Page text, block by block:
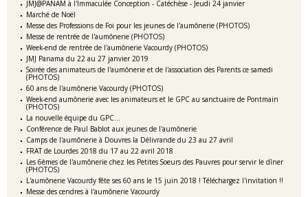
JMJ@PANAM à l'Immaculée Conception - Catéchèse - Jeudi 24 janvier
Marché de Noël
Messe des Professions de Foi pour les jeunes de l'aumônerie (PHOTOS)
Messe de rentrée de l'aumônerie (PHOTOS)
Week-end de rentrée de l'aumônerie Vacourdy (PHOTOS)
JMJ Panama du 22 au 27 janvier 2019
Soirée des animateurs de l'aumônerie et de l'association des Parents ce samedi
(PHOTOS)
60 ans de l'aumônerie Vacourdy (PHOTOS)
Week-end aumônerie avec les animateurs et le GPC au sanctuaire de Pontmain
(PHOTOS)
La nouvelle équipe du GPC...
Conférence de Paul Bablot aux jeunes de l'aumônerie
Camps de l'aumônerie à Douvres la Délivrande du 23 au 27 avril
FRAT de Lourdes 2018 du 17 au 22 avril 2018
Les 6èmes de l'aumônerie chez les Petites Soeurs des Pauvres pour servir le dîner
(PHOTOS)
L'aumônerie Vacourdy fête ses 60 ans le 15 juin 2018 ! Téléchargez l'invitation !!
Messe des cendres à l'aumônerie Vacourdy